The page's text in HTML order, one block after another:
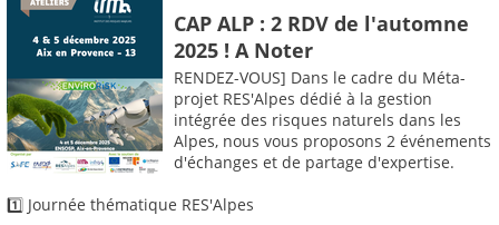
CAP ALP : 2 RDV de l'automne
2025 ! A Noter
RENDEZ-VOUS] Dans le cadre du Méta-
projet RES'Alpes dédié à la gestion
intégrée des risques naturels dans les
Alpes, nous vous proposons 2 événements
d'échanges et de partage d'expertise.
1️⃣ Journée thématique RES'Alpes